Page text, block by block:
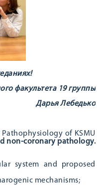
факультета 19 группы
Дарья Лебедько
of KSMU
non-coronary pathology.
system and proposed
mechanisms;